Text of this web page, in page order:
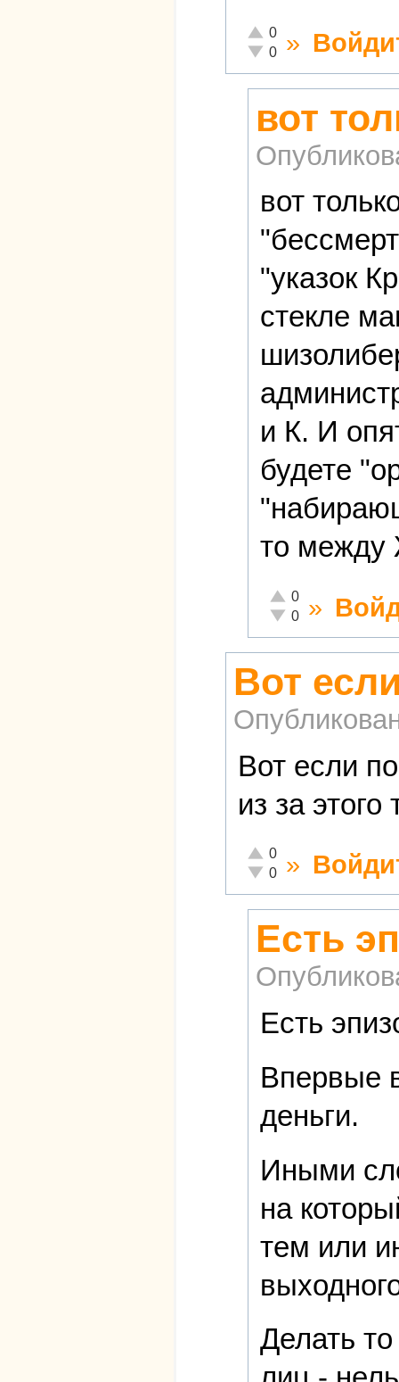
Отлично!
0
Неадекватно!
0 »
вот
вот
"указок
стекле
и К. И
будете
то между
Отлично!
0
Неадекватно!
0 »
Вот
Вот если
из за
Отлично!
0
Неадекватно!
0 »
Есть
Есть
Впервые
деньги.
Иными
на
тем или
Делать